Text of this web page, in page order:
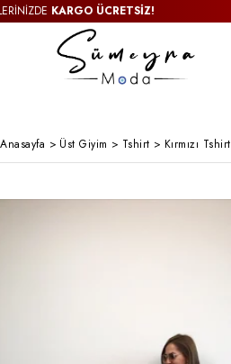
KARGO ÜCRETSİZ!
Anasayfa > Üst Giyim > Tshirt > Kırmızı Tshirt